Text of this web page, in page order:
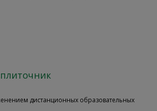
дистанционных образовательных